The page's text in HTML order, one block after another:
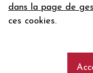
dans la page de
ces cookies.
En